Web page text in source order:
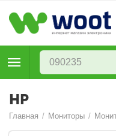
HP
Главная / Мониторы /